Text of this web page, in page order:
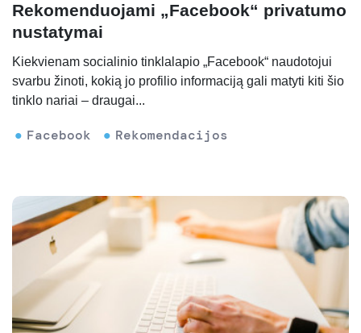
Rekomenduojami „Facebook“ privatumo
nustatymai
Kiekvienam socialinio tinklalapio „Facebook“ naudotojui
svarbu žinoti, kokią jo profilio informaciją gali matyti kiti šio
tinklo nariai – draugai...
Facebook Rekomendacijos